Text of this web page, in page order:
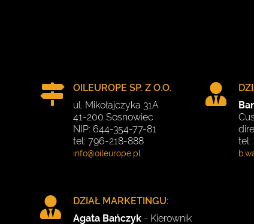
OILEUROPE SP. Z O.O.
ul. Mikołajczyka 31A
41-200 Sosnowiec
NIP: 644-354-77-81
tel: 796-218-888
tel:
DZIAŁ MARKETINGU:
Agata Bańczyk - Kierownik